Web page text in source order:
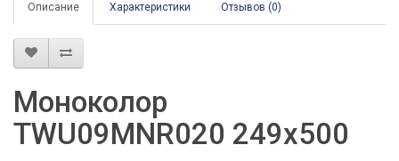
Описание Характеристики Отзывов (0)
Моноколор
TWU09MNR020 249x500